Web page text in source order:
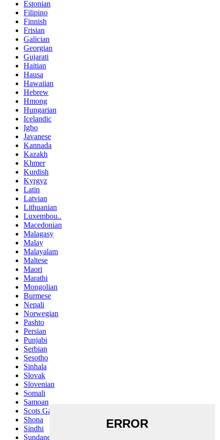
Estonian
Filipino
Finnish
Frisian
Galician
Georgian
Gujarati
Haitian
Hausa
Hawaiian
Hebrew
Hmong
Hungarian
Icelandic
Igbo
Javanese
Kannada
Kazakh
Khmer
Kurdish
Kyrgyz
Latin
Latvian
Lithuanian
Luxembou..
Macedonian
Malagasy
Malay
Malayalam
Maltese
Maori
Marathi
Mongolian
Burmese
Nepali
Norwegian
Pashto
Persian
Punjabi
Serbian
Sesotho
Sinhala
Slovak
Slovenian
Somali
Samoan
Scots Gaelic
Shona
Sindhi
Sundanese